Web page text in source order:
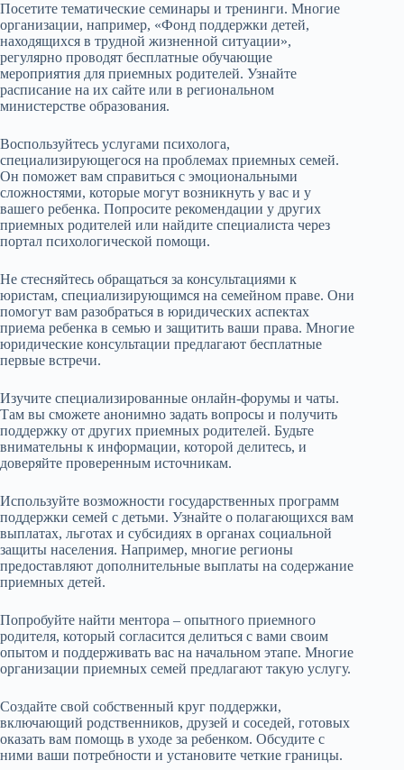
Посетите тематические семинары и тренинги. Многие
организации, например, «Фонд поддержки детей,
находящихся в трудной жизненной ситуации»,
регулярно проводят бесплатные обучающие
мероприятия для приемных родителей. Узнайте
расписание на их сайте или в региональном
министерстве образования.
Воспользуйтесь услугами психолога,
специализирующегося на проблемах приемных семей.
Он поможет вам справиться с эмоциональными
сложностями, которые могут возникнуть у вас и у
вашего ребенка. Попросите рекомендации у других
приемных родителей или найдите специалиста через
портал психологической помощи.
Не стесняйтесь обращаться за консультациями к
юристам, специализирующимся на семейном праве. Они
помогут вам разобраться в юридических аспектах
приема ребенка в семью и защитить ваши права. Многие
юридические консультации предлагают бесплатные
первые встречи.
Изучите специализированные онлайн-форумы и чаты.
Там вы сможете анонимно задать вопросы и получить
поддержку от других приемных родителей. Будьте
внимательны к информации, которой делитесь, и
доверяйте проверенным источникам.
Используйте возможности государственных программ
поддержки семей с детьми. Узнайте о полагающихся вам
выплатах, льготах и субсидиях в органах социальной
защиты населения. Например, многие регионы
предоставляют дополнительные выплаты на содержание
приемных детей.
Попробуйте найти ментора – опытного приемного
родителя, который согласится делиться с вами своим
опытом и поддерживать вас на начальном этапе. Многие
организации приемных семей предлагают такую услугу.
Создайте свой собственный круг поддержки,
включающий родственников, друзей и соседей, готовых
оказать вам помощь в уходе за ребенком. Обсудите с
ними ваши потребности и установите четкие границы.